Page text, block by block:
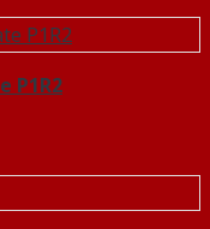
P1R2